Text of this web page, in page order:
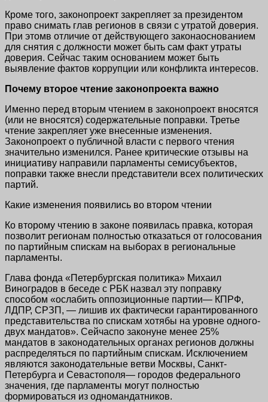
Кроме того, законопроект закрепляет за президентом
право снимать глав регионов в связи с утратой доверия.
При этомв отличие от действующего законаоснованием
для снятия с должности может быть сам факт утраты
доверия. Сейчас таким основанием может быть
выявление фактов коррупции или конфликта интересов.
Почему второе чтение законопроекта важно
Именно перед вторым чтением в законопроект вносятся
(или не вносятся) содержательные поправки. Третье
чтение закрепляет уже внесенные изменения.
Законопроект о публичной власти с первого чтения
значительно изменился. Ранее критические отзывы на
инициативу направили парламенты семисубъектов,
поправки также внесли представители всех политических
партий.
Какие изменения появились во втором чтении
Ко второму чтению в законе появилась правка, которая
позволит регионам полностью отказаться от голосования
по партийным спискам на выборах в региональные
парламенты.
Глава фонда «Петербургская политика» Михаил
Виноградов в беседе с РБК назвал эту поправку
способом «ослабить оппозиционные партии— КПРФ,
ЛДПР, СРЗП, — лишив их фактически гарантированного
представительства по спискам хотябы на уровне одного-
двух мандатов». Сейчаспо законуне менее 25%
мандатов в законодательных органах регионов должны
распределяться по партийным спискам. Исключением
являются законодательные ветви Москвы, Санкт-
Петербурга и Севастополя— городов федерального
значения, где парламенты могут полностью
формироваться из одномандатников.